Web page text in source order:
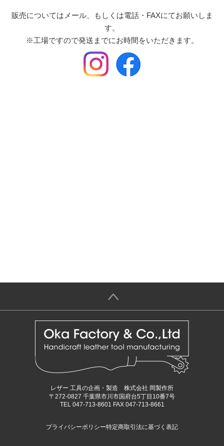
販売についてはメール、もしくは電話・FAXにてお願いしま
す。
※工場ですので発送までにお時間をいただきます。
＞
レザー 工具の企画・製造 株式会社 岡製作所
〒272-0827 千葉県市川市国府台5丁目10番7号
TEL 047-713-8601 FAX 047-713-8661
プライバシーポリシー特定商取引法に基づく表記